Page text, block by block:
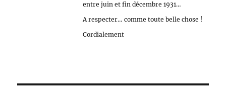
entre juin et fin décembre 1931…
A respecter… comme toute belle chose !
Cordialement